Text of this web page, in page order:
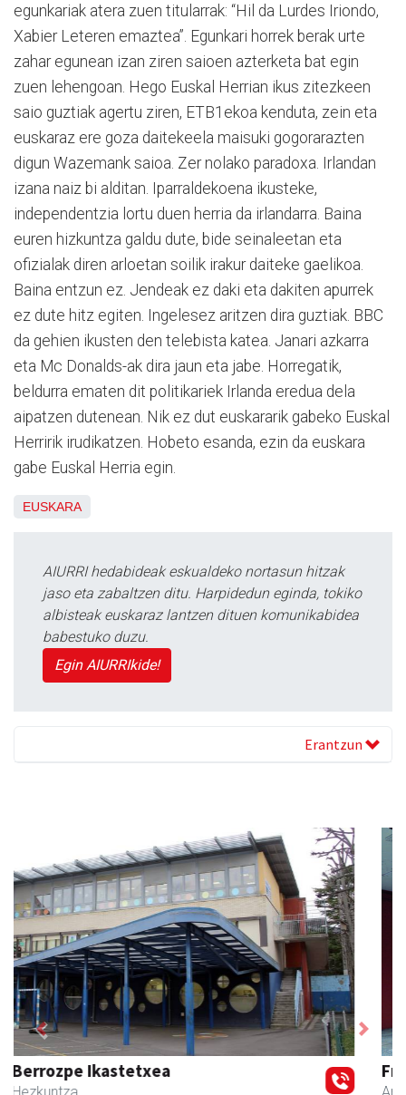
egunkariak atera zuen titularrak: “Hil da Lurdes Iriondo,
Xabier Leteren emaztea”. Egunkari horrek berak urte
zahar egunean izan ziren saioen azterketa bat egin
zuen lehengoan. Hego Euskal Herrian ikus zitezkeen
saio guztiak agertu ziren, ETB1ekoa kenduta, zein eta
euskaraz ere goza daitekeela maisuki gogorarazten
digun Wazemank saioa. Zer nolako paradoxa. Irlandan
izana naiz bi alditan. Iparraldekoena ikusteke,
independentzia lortu duen herria da irlandarra. Baina
euren hizkuntza galdu dute, bide seinaleetan eta
ofizialak diren arloetan soilik irakur daiteke gaelikoa.
Baina entzun ez. Jendeak ez daki eta dakiten apurrek
ez dute hitz egiten. Ingelesez aritzen dira guztiak. BBC
da gehien ikusten den telebista katea. Janari azkarra
eta Mc Donalds-ak dira jaun eta jabe. Horregatik,
beldurra ematen dit politikariek Irlanda eredua dela
aipatzen dutenean. Nik ez dut euskararik gabeko Euskal
Herririk irudikatzen. Hobeto esanda, ezin da euskara
gabe Euskal Herria egin.
EUSKARA
AIURRI hedabideak eskualdeko nortasun hitzak
jaso eta zabaltzen ditu. Harpidedun eginda, tokiko
albisteak euskaraz lantzen dituen komunikabidea
babestuko duzu.
Egin AIURRIkide!
Erantzun
Francisco Mendikute
Previous Next